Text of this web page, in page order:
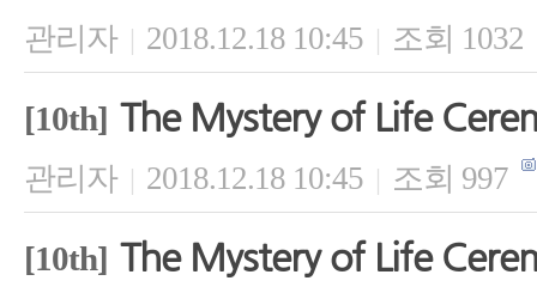
관리자 | 2018.12.18 10:45 | 조회 1032
[10th] The Mystery of Life
관리자 | 2018.12.18 10:45 | 조회 997
[10th] The Mystery of Life